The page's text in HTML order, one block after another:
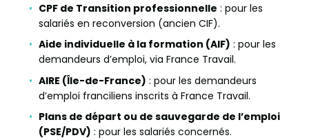
CPF de Transition professionnelle : pour les
salariés en reconversion (ancien CIF).
Aide individuelle à la formation (AIF) : pour les
demandeurs d’emploi, via France Travail.
AIRE (Île-de-France) : pour les demandeurs
d’emploi franciliens inscrits à France Travail.
Plans de départ ou de sauvegarde de l’emploi
(PSE/PDV) : pour les salariés concernés.